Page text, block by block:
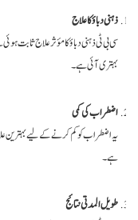
ذہنی دباؤ کا علاج
سی بی ٹی ذہنی دباؤ کا مؤثر علاج ثابت
بہتری آئی ہے۔
اضطراب کی کمی
یہ اضطراب کو کم کرنے کے لیے بہترین
ہے۔
طویل المدتی نتائج